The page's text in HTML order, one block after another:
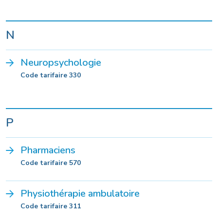
N
Neuropsychologie
Code tarifaire 330
P
Pharmaciens
Code tarifaire 570
Physiothérapie ambulatoire
Code tarifaire 311